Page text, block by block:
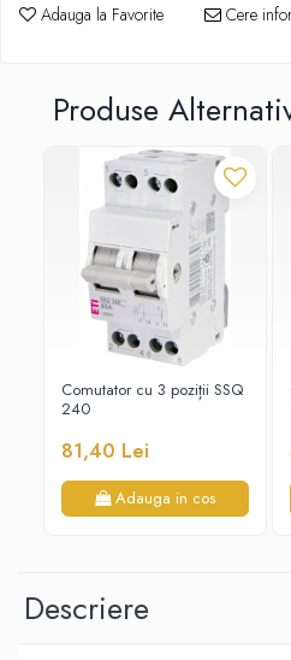
Adauga la Favorite Cere
Produse
Comutator cu 3 poziții SSQ
240
81,40 Lei
Adauga in cos
Descriere